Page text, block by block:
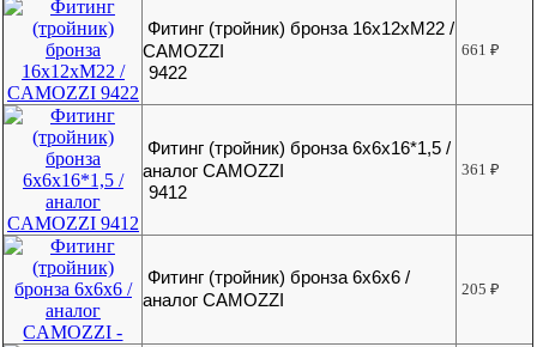
Фитинг (тройник) бронза 16х12хМ22 /
CAMOZZI
9422
661₽
Фитинг (тройник) бронза 6x6x16*1,5 /
аналог CAMOZZI
9412
361₽
Фитинг (тройник) бронза 6x6x6 /
аналог CAMOZZI
205₽